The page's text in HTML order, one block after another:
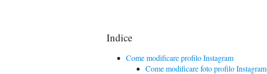
Indice
Come modificare profilo Instagram
Come modificare foto profilo Instagram